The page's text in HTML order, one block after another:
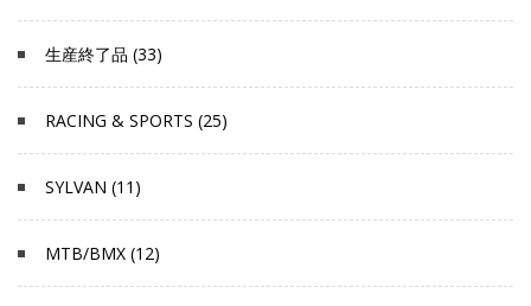
生産終了品 (33)
RACING & SPORTS (25)
SYLVAN (11)
MTB/BMX (12)